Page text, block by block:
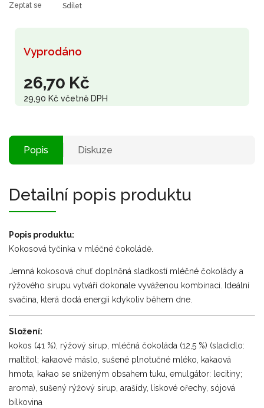
26,70 Kč
29,90 Kč včetně DPH
Vyprodáno
Zeptat se Sdílet
Popis Diskuze
Detailní popis produktu
Popis produktu:
Kokosová tyčinka v mléčné čokoládě.
Jemná kokosová chuť doplněná sladkostí mléčné čokolády a
rýžového sirupu vytváří dokonale vyváženou kombinaci. Ideální
svačina, která dodá energii kdykoliv během dne.
Složení:
kokos (41 %), rýžový sirup, mléčná čokoláda (12,5 %) (sladidlo:
maltitol; kakaové máslo, sušené plnotučné mléko, kakaová
hmota, kakao se sníženým obsahem tuku, emulgátor: lecitiny;
aroma), sušený rýžový sirup, arašídy, lískové ořechy, sójová
bílkovina